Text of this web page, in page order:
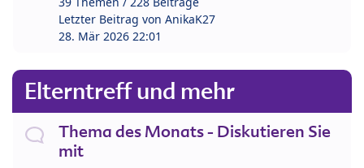
Letzter Beitrag von AnikaK27
28. Mär 2026 22:01
Elterntreff und mehr
Thema des Monats - Diskutieren Sie
mit